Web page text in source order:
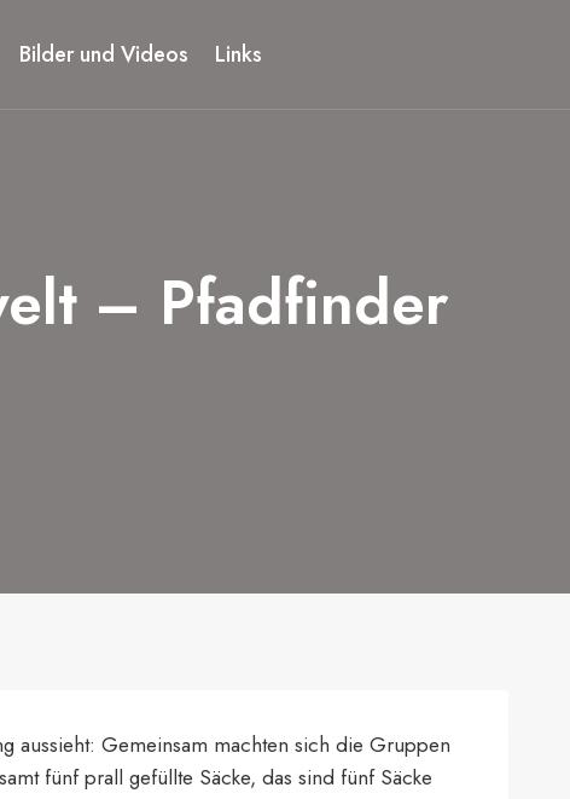
Bilder und Videos Links
– Pfadfinder
aussieht: Gemeinsam machten sich die Gruppen
fünf prall gefüllte Säcke, das sind fünf Säcke